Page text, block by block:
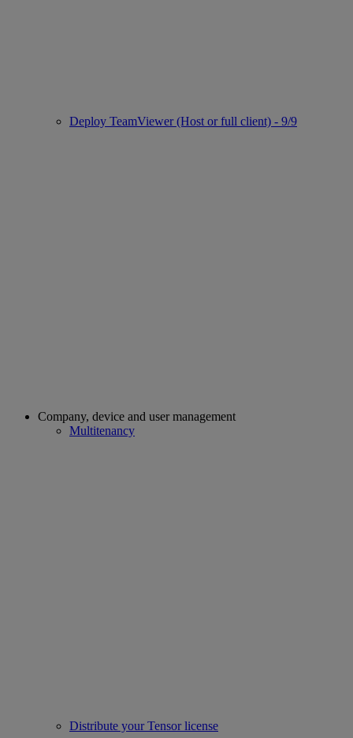
Deploy TeamViewer (Host or full client) - 9/9
Company, device and user management
Multitenancy
Distribute your Tensor license